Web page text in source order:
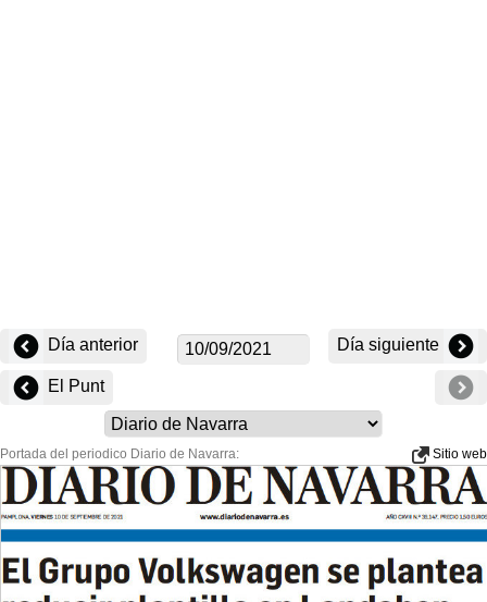
Día anterior Día siguiente
El Punt
Portada del periodico Diario de Navarra: Sitio web